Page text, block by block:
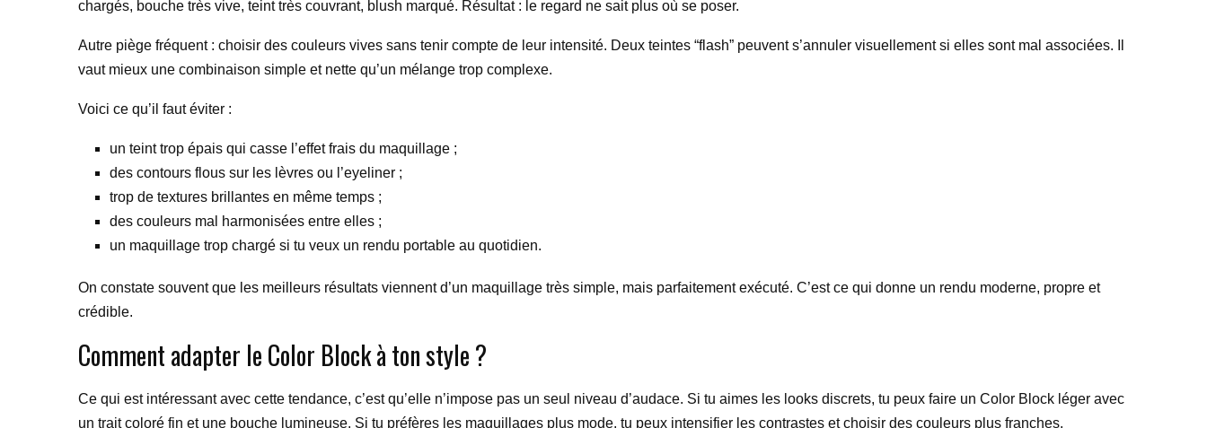
chargés, bouche très vive, teint très couvrant, blush marqué. Résultat : le regard ne sait plus où se poser.
Autre piège fréquent : choisir des couleurs vives sans tenir compte de leur intensité. Deux teintes “flash” peuvent s’annuler visuellement si elles sont mal associées. Il
vaut mieux une combinaison simple et nette qu’un mélange trop complexe.
Voici ce qu’il faut éviter :
un teint trop épais qui casse l’effet frais du maquillage ;
des contours flous sur les lèvres ou l’eyeliner ;
trop de textures brillantes en même temps ;
des couleurs mal harmonisées entre elles ;
un maquillage trop chargé si tu veux un rendu portable au quotidien.
On constate souvent que les meilleurs résultats viennent d’un maquillage très simple, mais parfaitement exécuté. C’est ce qui donne un rendu moderne, propre et
crédible.
Comment adapter le Color Block à ton style ?
Ce qui est intéressant avec cette tendance, c’est qu’elle n’impose pas un seul niveau d’audace. Si tu aimes les looks discrets, tu peux faire un Color Block léger avec
un trait coloré fin et une bouche lumineuse. Si tu préfères les maquillages plus mode, tu peux intensifier les contrastes et choisir des couleurs plus franches.